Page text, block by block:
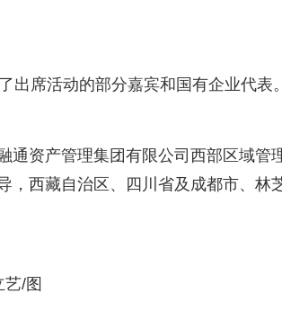
出席活动的部分嘉宾和国有企业代表。
通资产管理集团有限公司‌西部区域管
，西藏自治区、四川省及成都市、林
/图